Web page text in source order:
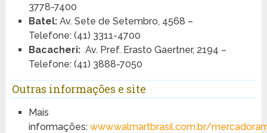
3778-7400
Batel: Av. Sete de Setembro, 4568 –
Telefone: (41) 3311-4700
Bacacheri: Av. Pref. Erasto Gaertner, 2194 –
Telefone: (41) 3888-7050
Outras informações e site
Mais
informações: www.walmartbrasil.com.br/